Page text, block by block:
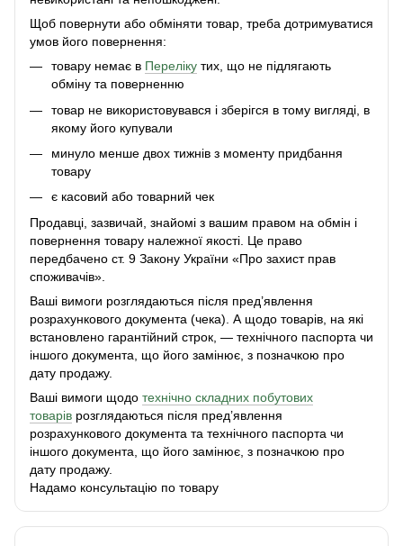
Щоб повернути або обміняти товар, треба дотримуватися
умов його повернення:
товару немає в Переліку тих, що не підлягають
обміну та поверненню
товар не використовувався і зберігся в тому вигляді, в
якому його купували
минуло менше двох тижнів з моменту придбання
товару
є касовий або товарний чек
Продавці, зазвичай, знайомі з вашим правом на обмін і
повернення товару належної якості. Це право
передбачено ст. 9 Закону України «Про захист прав
споживачів».
Ваші вимоги розглядаються після пред’явлення
розрахункового документа (чека). А щодо товарів, на які
встановлено гарантійний строк, — технічного паспорта чи
іншого документа, що його замінює, з позначкою про
дату продажу.
Ваші вимоги щодо технічно складних побутових
товарів розглядаються після пред’явлення
розрахункового документа та технічного паспорта чи
іншого документа, що його замінює, з позначкою про
дату продажу.
Надамо консультацію по товару